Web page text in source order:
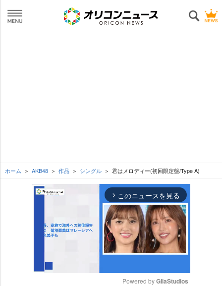
ホーム AKB48 作品 シングル 君はメロディー(初回限定盤/Type A)
arrow_forward_ios このニュースを見る
Powered by GliaStudios